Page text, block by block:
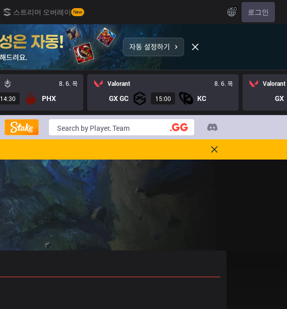
스트리머 오버레이 New KO 로그인
8. 6. 목
14:30 PHX
Valorant 8. 6. 목
GX GC 15:00 KC
Valorant
GX